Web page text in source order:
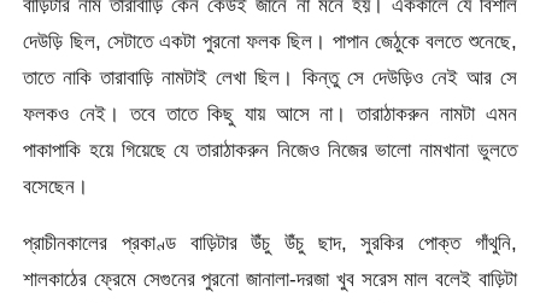
বাড়িটার নাম তারাবাড়ি কেন কেউই জানে না মনে হয়। এককালে যে বিশাল
দেউড়ি ছিল, সেটাতে একটা পুরনো ফলক ছিল। পাপান জেঠুকে বলতে শুনেছে,
তাতে নাকি তারাবাড়ি নামটাই লেখা ছিল। কিন্তু সে দেউড়িও নেই আর সে
ফলকও নেই। তবে তাতে কিছু যায় আসে না। তারাঠাকরুন নামটা এমন
পাকাপাকি হয়ে গিয়েছে যে তারাঠাকরুন নিজেও নিজের ভালো নামখানা ভুলতে
বসেছেন।
প্রাচীনকালের প্রকাণ্ড বাড়িটার উঁচু উঁচু ছাদ, সুরকির পোক্ত গাঁথুনি,
শালকাঠের ফ্রেমে সেগুনের পুরনো জানালা-দরজা খুব সরেস মাল বলেই বাড়িটা